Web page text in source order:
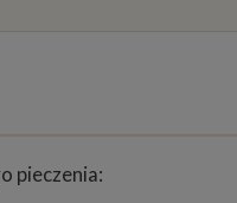
pieczenia: